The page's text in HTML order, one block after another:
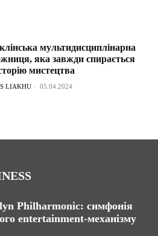
мультидисциплінарна
яка завжди спирається
мистецтва
LIAKHU - 05.04.2024
Philharmonic: симфонія
entertainment-механізму